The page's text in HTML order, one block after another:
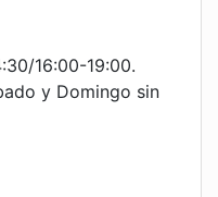
16:00-19:00.
y Domingo sin